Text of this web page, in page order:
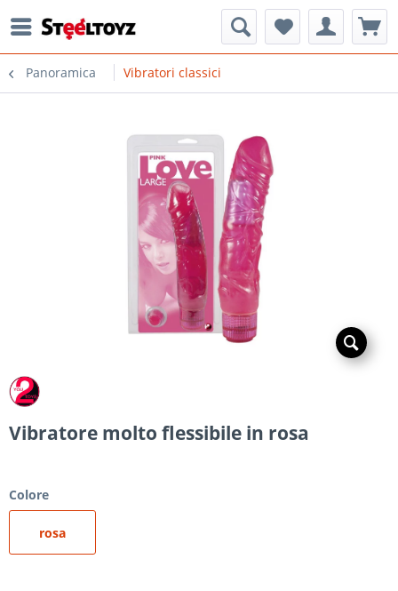
Panoramica Vibratori classici
Vibratore molto flessibile in rosa
Colore
rosa